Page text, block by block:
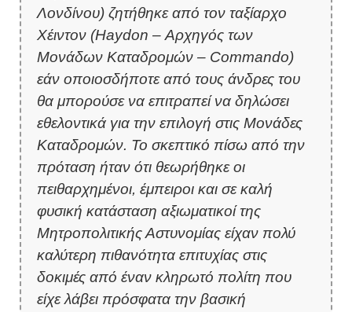
Λονδίνου) ζητήθηκε από τον ταξίαρχο
Χέιντον (Haydon – Αρχηγός των
Μονάδων Καταδρομών – Commando)
εάν οποιοσδήποτε από τους άνδρες του
θα μπορούσε να επιτραπεί να δηλώσει
εθελοντικά για την επιλογή στις Μονάδες
Καταδρομών. Το σκεπτικό πίσω από την
πρόταση ήταν ότι θεωρήθηκε οι
πειθαρχημένοι, έμπειροι και σε καλή
φυσική κατάσταση αξιωματικοί της
Μητροπολιτικής Αστυνομίας είχαν πολύ
καλύτερη πιθανότητα επιτυχίας στις
δοκιμές από έναν κληρωτό πολίτη που
είχε λάβει πρόσφατα την βασική